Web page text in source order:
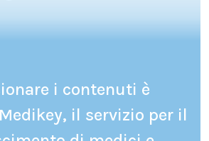
i contenuti è
il servizio per il